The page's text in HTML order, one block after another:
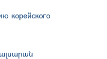
корейского